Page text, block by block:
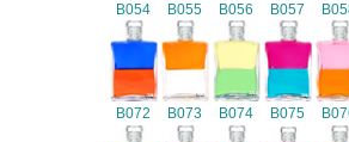
B054 B055 B056 B057
B072 B073 B074 B075